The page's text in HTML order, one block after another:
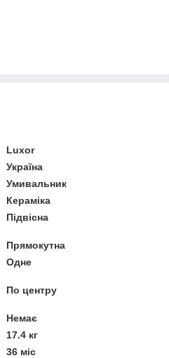
Luxor
Україна
Умивальник
Кераміка
Підвісна
Прямокутна
Одне
По центру
Немає
17.4 кг
36 міс